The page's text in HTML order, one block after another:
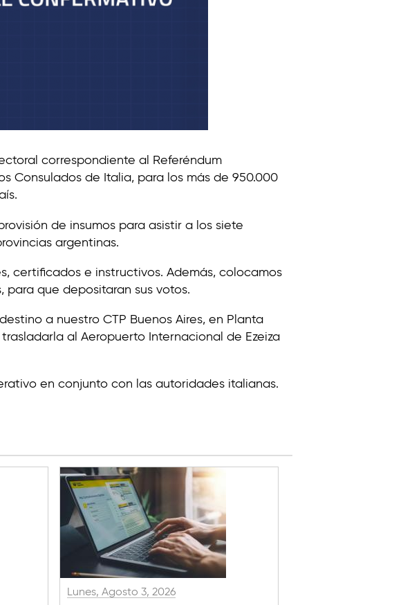
correspondiente al Referéndum
Consulados de Italia, para los más de 950.000
de insumos para asistir a los siete
argentinas.
certificados e instructivos. Además, colocamos
para que depositaran sus votos.
a nuestro CTP Buenos Aires, en Planta
al Aeropuerto Internacional de Ezeiza
en conjunto con las autoridades italianas.
Lunes, Agosto 3, 2026